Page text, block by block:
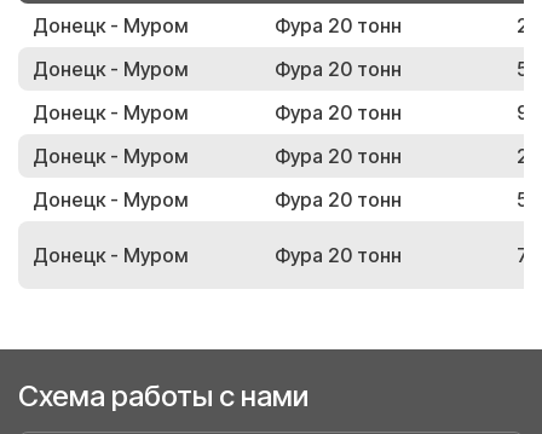
Донецк - Муром Фура 20 тонн
Донецк - Муром
Фура 20 тонн
Донецк - Муром
Фура 20 тонн
Донецк - Муром
Фура 20 тонн
Донецк - Муром
Фура 20 тонн
Донецк - Муром Фура 20 тонн
Схема работы с нами